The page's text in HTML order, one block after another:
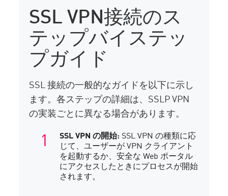
SSL VPN接続のス
テップバイステッ
プガイド
SSL 接続の一般的なガイドを以下に示し
ます。各ステップの詳細は、SSLP VPN
の実装ごとに異なる場合があります。
SSL VPN の開始: SSL VPN の種類に応
じて、ユーザーが VPN クライアント
を起動するか、安全な Web ポータル
にアクセスしたときにプロセスが開始
されます。